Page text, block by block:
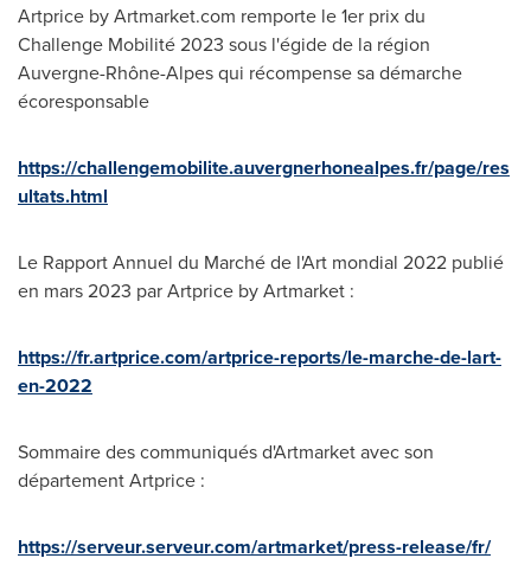
Artprice by Artmarket.com remporte le 1er prix du
Challenge Mobilité 2023 sous l'égide de la région
Auvergne-Rhône-Alpes qui récompense sa démarche
écoresponsable
https://challengemobilite.auvergnerhonealpes.fr/page/res
ultats.html
Le Rapport Annuel du Marché de l'Art mondial 2022 publié
en mars 2023 par Artprice by Artmarket :
https://fr.artprice.com/artprice-reports/le-marche-de-lart-
en-2022
Sommaire des communiqués d'Artmarket avec son
département Artprice :
https://serveur.serveur.com/artmarket/press-release/fr/